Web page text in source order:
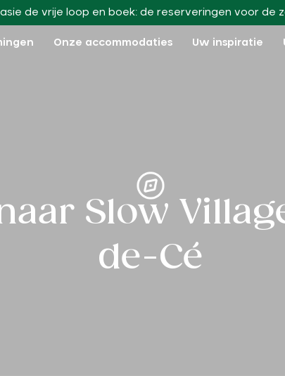
de vrije loop en boek: de reserveringen voor de
Onze accommodaties Uw inspiratie
Slow
de-Cé